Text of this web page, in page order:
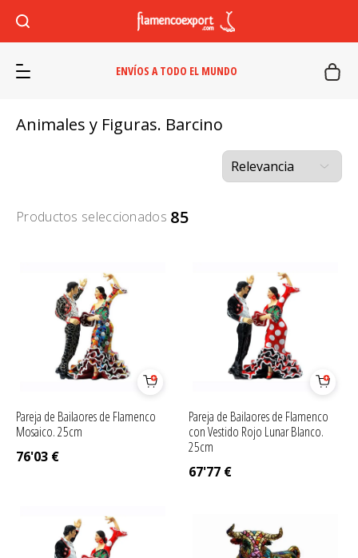
ENVÍOS A TODO EL MUNDO
Animales y Figuras. Barcino
Productos seleccionados 85
Pareja de Bailaores de Flamenco
Mosaico. 25cm
76'03 €
Pareja de Bailaores de Flamenco
con Vestido Rojo Lunar Blanco.
25cm
67'77 €